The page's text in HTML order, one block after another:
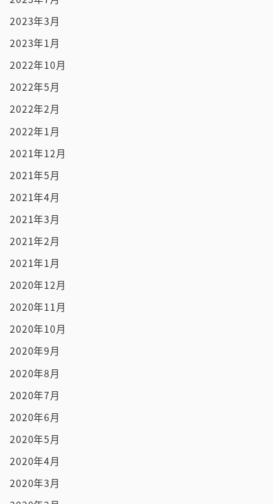
2023年3月
2023年1月
2022年10月
2022年5月
2022年2月
2022年1月
2021年12月
2021年5月
2021年4月
2021年3月
2021年2月
2021年1月
2020年12月
2020年11月
2020年10月
2020年9月
2020年8月
2020年7月
2020年6月
2020年5月
2020年4月
2020年3月